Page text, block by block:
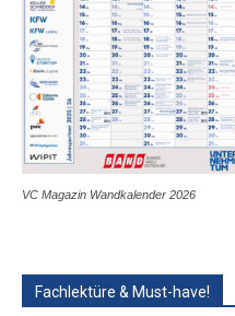
VC Magazin Wandkalender 2026
Fachlektüre & Must-have!